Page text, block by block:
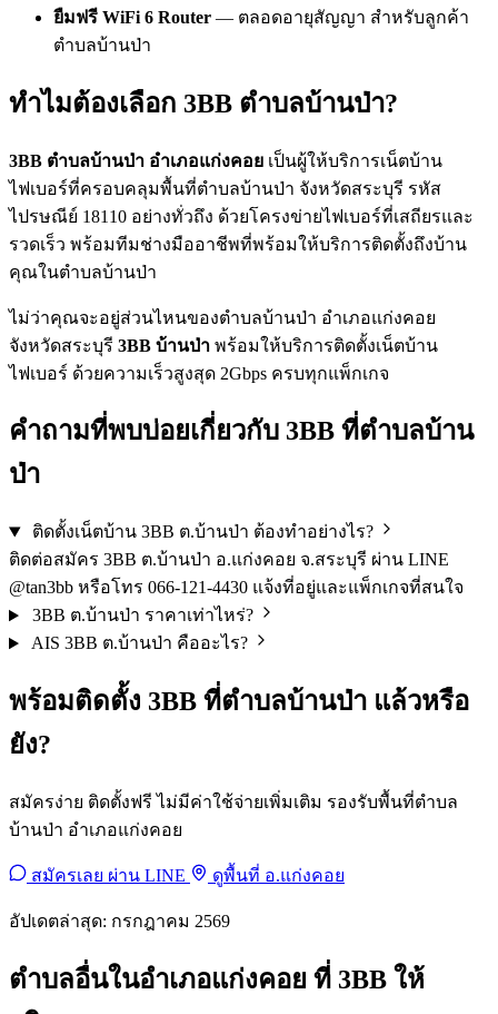
ยืมฟรี WiFi 6 Router — ตลอดอายุสัญญา สำหรับลูกค้า
ตำบลบ้านป่า
ทำไมต้องเลือก 3BB ตำบลบ้านป่า?
3BB ตำบลบ้านป่า อำเภอแก่งคอย เป็นผู้ให้บริการเน็ตบ้าน
ไฟเบอร์ที่ครอบคลุมพื้นที่ตำบลบ้านป่า จังหวัดสระบุรี รหัส
ไปรษณีย์ 18110 อย่างทั่วถึง ด้วยโครงข่ายไฟเบอร์ที่เสถียรและ
รวดเร็ว พร้อมทีมช่างมืออาชีพที่พร้อมให้บริการติดตั้งถึงบ้าน
คุณในตำบลบ้านป่า
ไม่ว่าคุณจะอยู่ส่วนไหนของตำบลบ้านป่า อำเภอแก่งคอย
จังหวัดสระบุรี 3BB บ้านป่า พร้อมให้บริการติดตั้งเน็ตบ้าน
ไฟเบอร์ ด้วยความเร็วสูงสุด 2Gbps ครบทุกแพ็กเกจ
คำถามที่พบบ่อยเกี่ยวกับ 3BB ที่ตำบลบ้าน
ป่า
ติดตั้งเน็ตบ้าน 3BB ต.บ้านป่า ต้องทำอย่างไร?
ติดต่อสมัคร 3BB ต.บ้านป่า อ.แก่งคอย จ.สระบุรี ผ่าน LINE
@tan3bb หรือโทร 066-121-4430 แจ้งที่อยู่และแพ็กเกจที่สนใจ
3BB ต.บ้านป่า ราคาเท่าไหร่?
AIS 3BB ต.บ้านป่า คืออะไร?
พร้อมติดตั้ง 3BB ที่ตำบลบ้านป่า แล้วหรือ
ยัง?
สมัครง่าย ติดตั้งฟรี ไม่มีค่าใช้จ่ายเพิ่มเติม รองรับพื้นที่ตำบล
บ้านป่า อำเภอแก่งคอย
สมัครเลย ผ่าน LINE ดูพื้นที่ อ.แก่งคอย
อัปเดตล่าสุด: กรกฎาคม 2569
ตำบลอื่นในอำเภอแก่งคอย ที่ 3BB ให้